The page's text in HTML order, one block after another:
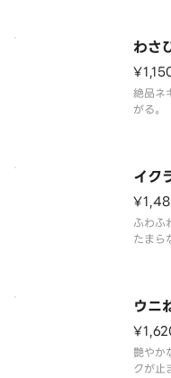
わさ
絶品ネ
がる。
イク
ふわふ
たまら
ウニ
艶やか
クが止